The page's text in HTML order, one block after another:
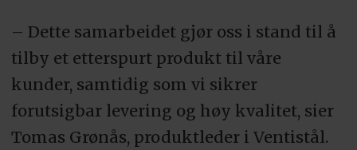
– Dette samarbeidet gjør oss i stand til å
tilby et etterspurt produkt til våre
kunder, samtidig som vi sikrer
forutsigbar levering og høy kvalitet, sier
Tomas Grønås, produktleder i Ventistål.